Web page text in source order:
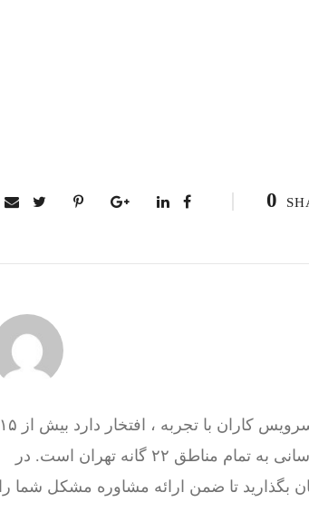
0
گروه فنی تعمیرات تاسیسات ما با به‌ کارگیری تکنسین های حرفه ای و سرویس کاران با تجربه ، افتخار دارد بیش از ۱۵
سال در کنار شما همشهریان تهرانی باشد و هم اکنون نیز آماده خدمت رسانی به تمام مناطق ۲۲ گانه تهران است. در
بگذارید تا ضمن ارائه مشاوره مشکل شما را